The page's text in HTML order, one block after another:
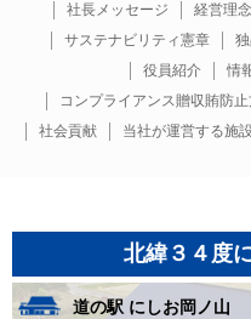
社長メッセージ 経営理
サステナビリティ憲章
役員紹介
情
コンプライアンス贈収賄防
社会貢献
当社が運営する施
北緯３４度
道の駅 にしお岡ノ山